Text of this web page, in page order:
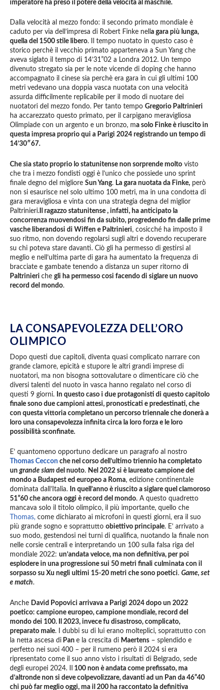
imperatore ha preso il potere della velocità al maschile.
Dalla velocità al mezzo fondo: il secondo primato mondiale è
caduto per via dell’impresa di Robert Finke nell a gara più lunga,
quella del 1500 stile libero. Il tempo nuotato in questo caso è
storico perchè il vecchio primato apparteneva a Sun Yang che
aveva siglato il tempo di 14’31”02 a Londra 2012. Un tempo
divenuto stregato sia per le note vicende di doping che hanno
accompagnato il cinese sia perchè era gara in cui gli ultimi 100
metri vedevano una doppia vasca nuotata con una velocità
assurda difficilmente replicabile per il modo di nuotare dei
nuotatori del mezzo fondo. Per tanto tempo Gregorio Paltrinieri
ha accarezzato questo primato, per il carpigano meravigliosa
Olimpiade con un argento e un bronzo, ma solo Finke è riuscito in
questa impresa proprio qui a Parigi 2024 registrando un tempo di
14’30″67.
Che sia stato proprio lo statunitense non sorprende molto visto
che tra i mezzo fondisti oggi è l’unico che possiede uno sprint
finale degno del migliore Sun Yang. La gara nuotata da Finke, però
non si esaurisce nel solo ultimo 100 metri, ma in una condotta di
gara meravigliosa e vinta con una strategia degna del miglior
Paltrinieri. Il ragazzo statunitense , infatti, ha anticipato la
concorrenza muovendosi fin da subito, progredendo fin dalle prime
vasche liberandosi di Wiffen e Paltrinieri, cosicché ha imposto il
suo ritmo, non dovendo regolarsi sugli altri e dovendo recuperare
su chi poteva stare davanti. Ciò gli ha permesso di gestirsi al
meglio e nell’ultima parte di gara ha aumentato la frequenza di
bracciate e gambate tenendo a distanza un super ritorno di
Paltrinieri che gli ha permesso cosi facendo di siglare un nuovo
record del mondo.
LA CONSAPEVOLEZZA DELL’ORO
OLIMPICO
Dopo questi due capitoli, diventa quasi complicato narrare con
grande clamore, epicità e stupore le altri grandi imprese di
nuotatori, ma non bisogna sottovalutare o dimenticare ciò che
diversi talenti del nuoto in vasca hanno regalato nel corso di
questi 9 giorni. In questo caso i due protagonisti di questo capitolo
finale sono due campioni attesi, pronosticati e predestinati, che
con questa vittoria completano un percorso triennale che donerà a
loro una consapevolezza infinita circa la loro forza e le loro
possibilità sconfinate.
E’ quantomeno opportuno dedicare un paragrafo al nostro
Thomas Ceccon che nel corso dell’ultimo triennio ha completato
un grande slam del nuoto. Nel 2022 si è laureato campione del
mondo a Budapest ed europeo a Roma, edizione continentale
dominata dall’Italia. In quell’anno è riuscito a siglare quel clamoroso
51”60 che ancora oggi è record del mondo. A questo quadretto
mancava solo il titolo olimpico, il più importante, quello che
Thomas, come dichiarato ai microfoni in questi giorni, era il suo
più grande sogno e soprattutto obiettivo principale. E’ arrivato a
suo modo, gestendosi nei turni di qualifica, nuotando la finale non
nelle corsie centrali e interpretando un 100 sulla falsa riga del
mondiale 2022: un’andata veloce, ma non definitiva, per poi
esplodere in una progressione sui 50 metri finali culminata con il
sorpasso su Xu negli ultimi 15-20 metri che sono poetici. Game, set
e match.
Anche David Popovici arrivava a Parigi 2024 dopo un 2022
poetico: campione europeo, campione mondiale, record del
mondo dei 100. Il 2023, invece fu disastroso, complicato,
preparato male. I dubbi su di lui erano molteplici, soprattutto con
la netta ascesa di Pan e la crescita di Maertens – splendido e
perfetto nei suoi 400 – per il rumeno però il 2024 si era
ripresentato come il suo anno visto i risultati di Belgrado, sede
degli europei 2024. Il
100 non è andata come prefissato, ma
d’altronde non si deve colpevolizzare, davanti ad un Pan da 46”40
chi può far meglio oggi, ma il 200 ha raccontato la definitiva